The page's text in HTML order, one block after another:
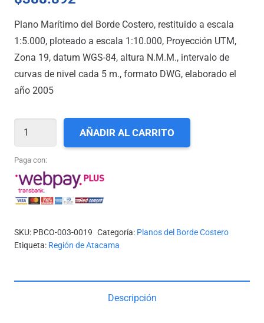
Plano Marítimo del Borde Costero, restituido a escala
1:5.000, ploteado a escala 1:10.000, Proyección UTM,
Zona 19, datum WGS-84, altura N.M.M., intervalo de
curvas de nivel cada 5 m., formato DWG, elaborado el
año 2005
RUKY
A
PUNTA
HARDY
AÑADIR AL CARRITO
Paga con:
SKU: PBCO-003-0019 Categoría: Planos del Borde Costero
Etiqueta: Región de Atacama
Descripción